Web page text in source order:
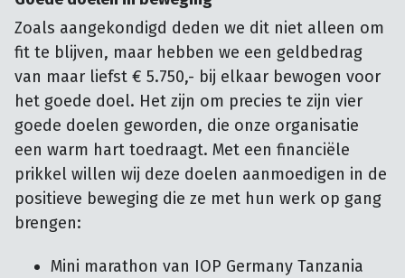
Zoals aangekondigd deden we dit niet alleen om
fit te blijven, maar hebben we een geldbedrag
van maar liefst € 5.750,- bij elkaar bewogen voor
het goede doel. Het zijn om precies te zijn vier
goede doelen geworden, die onze organisatie
een warm hart toedraagt. Met een financiële
prikkel willen wij deze doelen aanmoedigen in de
positieve beweging die ze met hun werk op gang
brengen:
Mini marathon van IOP Germany Tanzania